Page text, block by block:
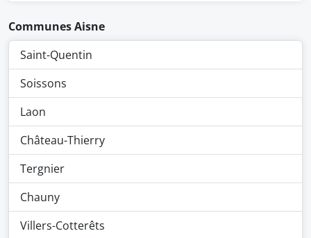
Communes Aisne
Saint-Quentin
Soissons
Laon
Château-Thierry
Tergnier
Chauny
Villers-Cotterêts